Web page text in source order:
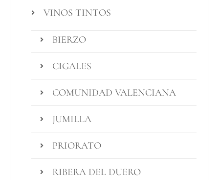
VINOS TINTOS
BIERZO
CIGALES
COMUNIDAD VALENCIANA
JUMILLA
PRIORATO
RIBERA DEL DUERO